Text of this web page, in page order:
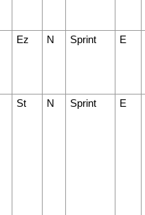
Ez N Sprint E
St N Sprint E